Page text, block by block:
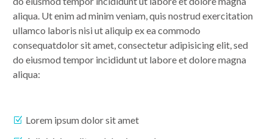
aliqua. Ut enim ad minim veniam, quis nostrud exercitation
ullamco laboris nisi ut aliquip ex ea commodo
consequatdolor sit amet, consectetur adipisicing elit, sed
do eiusmod tempor incididunt ut labore et dolore magna
aliqua:
Lorem ipsum dolor sit amet